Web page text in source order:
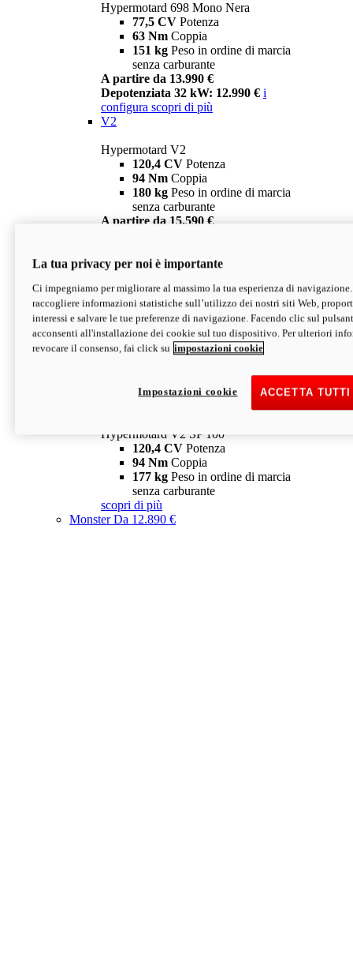
Hypermotard 698 Mono Nera
77,5 CV Potenza
63 Nm Coppia
151 kg Peso in ordine di marcia
senza carburante
A partire da 13.990 €
Depotenziata 32 kW: 12.990 € i
configura scopri di più
V2
Hypermotard V2
120,4 CV Potenza
94 Nm Coppia
180 kg Peso in ordine di marcia
senza carburante
A partire da 15.590 €
V2 SP
Hypermotard V2 SP
120,4 CVPotenza
94 NmCoppia
177 kgPeso in ordine di marcia
senza carburante
Depotenziata 35 kW: 18.890 € i
configura scopri di più
Hypermotard V2 SP 100
120,4 CV Potenza
94 Nm Coppia
177 kg Peso in ordine di marcia
senza carburante
scopri di più
MonsterDa 12.890 €
La tua privacy per noi è importante
Ci impegniamo per migliorare al massimo la tua esperienza di
raccogliere informazioni statistiche sull’utilizzo dei nostri siti Web,
interessi e salvare le tue preferenze di navigazione. Facendo clic sul
acconsenti all'installazione dei cookie sul tuo dispositivo. Per ulteriori
revocare il consenso, fai click su impostazioni cookie
ACCETTA
Impostazioni cookie